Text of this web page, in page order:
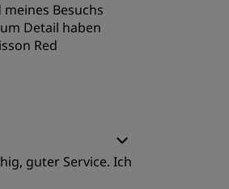
Besuchs
Detail haben
Red
guter Service. Ich